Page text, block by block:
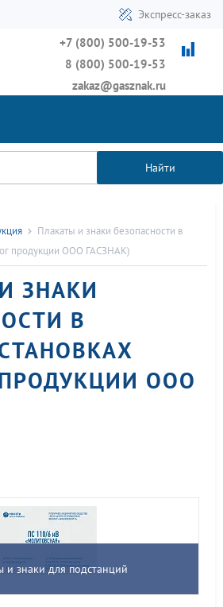
Экспресс-заказ
+7 (800) 500-19-53
8 (800) 500-19-53
zakaz@gasznak.ru
Найти
Плакаты и знаки безопасности в
продукции ООО ГАСЗНАК)
ЗНАКИ
В
ООО
и знаки для подстанций